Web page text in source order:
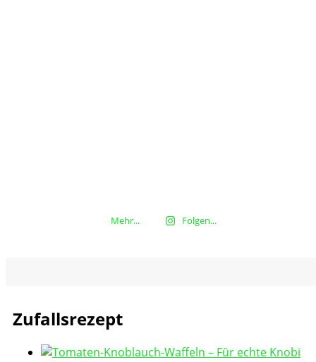
Mehr... Folgen...
Zufallsrezept